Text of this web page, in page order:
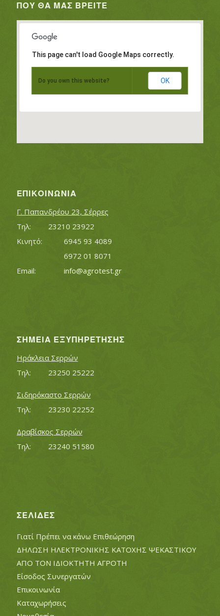
ΠΟΥ ΘΑ ΜΑΣ ΒΡΕΊΤΕ
This page can't load Google Maps correctly.
Do you own this website? OK
ΕΠΙΚΟΙΝΩΝΊΑ
Γ. Παπανδρέου 23, Σέρρες
Τηλ:		23210 23922
Κινητό:		6945 93 4089
			6972 01 8071
info@agrotest.gr
ΣΗΜΕΊΑ ΕΞΥΠΗΡΈΤΗΣΗΣ
Ηράκλεια Σερρών
Τηλ:		23250 25222
Σιδηρόκαστο Σερρών
Τηλ:		23230 22252
Δραβίσκος Σερρών
Τηλ:		23240 51580
ΣΕΛΊΔΕΣ
Γιατί Πρέπει να κάνω Επιθεώρηση
ΔΗΛΩΣΗ ΗΛΕΚΤΡΟΝΙΚΗΣ ΚΑΤΟΧΗΣ ΨΕΚΑΣΤΙΚΟΥ
ΑΠΟ ΤΟΝ ΙΔΙΟΚΤΗΤΗ ΑΓΡΟΤΗ
Είσοδος Συνεργατών
Επικοινωνία
Καταχωρήσεις